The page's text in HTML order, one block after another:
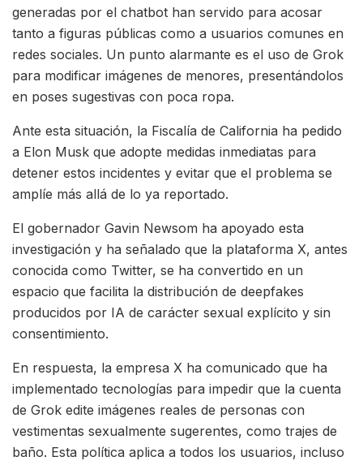
generadas por el chatbot han servido para acosar
tanto a figuras públicas como a usuarios comunes en
redes sociales. Un punto alarmante es el uso de Grok
para modificar imágenes de menores, presentándolos
en poses sugestivas con poca ropa.
Ante esta situación, la Fiscalía de California ha pedido
a Elon Musk que adopte medidas inmediatas para
detener estos incidentes y evitar que el problema se
amplíe más allá de lo ya reportado.
El gobernador Gavin Newsom ha apoyado esta
investigación y ha señalado que la plataforma X, antes
conocida como Twitter, se ha convertido en un
espacio que facilita la distribución de deepfakes
producidos por IA de carácter sexual explícito y sin
consentimiento.
En respuesta, la empresa X ha comunicado que ha
implementado tecnologías para impedir que la cuenta
de Grok edite imágenes reales de personas con
vestimentas sexualmente sugerentes, como trajes de
baño. Esta política aplica a todos los usuarios, incluso